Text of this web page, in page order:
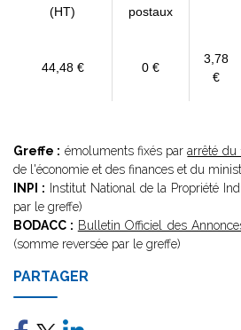
(HT)
postaux
44,48 € 0 €
3,78
€
Greffe : émoluments fixés pararrêté du
de l'économie et des finances et du
INPI : Institut National de la Propriété
par le greffe)
BODACC : Bulletin Officiel des
(somme reversée par le greffe)
PARTAGER